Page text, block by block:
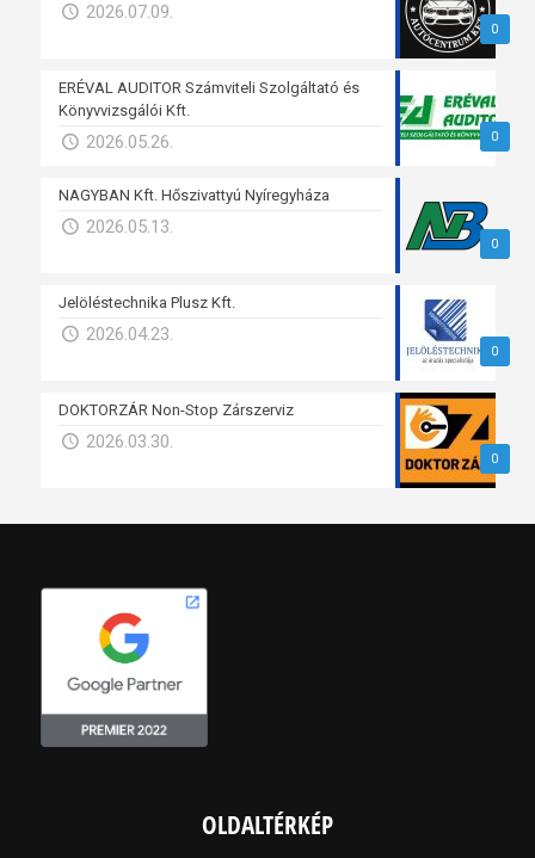
0
2026.07.09.
0
ERÉVAL AUDITOR Számviteli Szolgáltató és
Könyvvizsgálói Kft.
2026.05.26.
0
NAGYBAN Kft. Hőszivattyú Nyíregyháza
2026.05.13.
0
Jelöléstechnika Plusz Kft.
2026.04.23.
0
DOKTORZÁR Non-Stop Zárszerviz
2026.03.30.
OLDALTÉRKÉP